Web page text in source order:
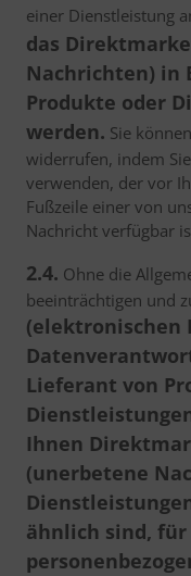
einer Dienstleistung
das
Nachrichten) in
Produkte oder
werden. Sie
widerrufen, indem
verwenden, der vor
Fußzeile einer von
Nachricht verfügbar
2.4. Ohne die
beeinträchtigen und
(elektronischen
Lieferant von
Ihnen
(unerbetene
ähnlich sind, für